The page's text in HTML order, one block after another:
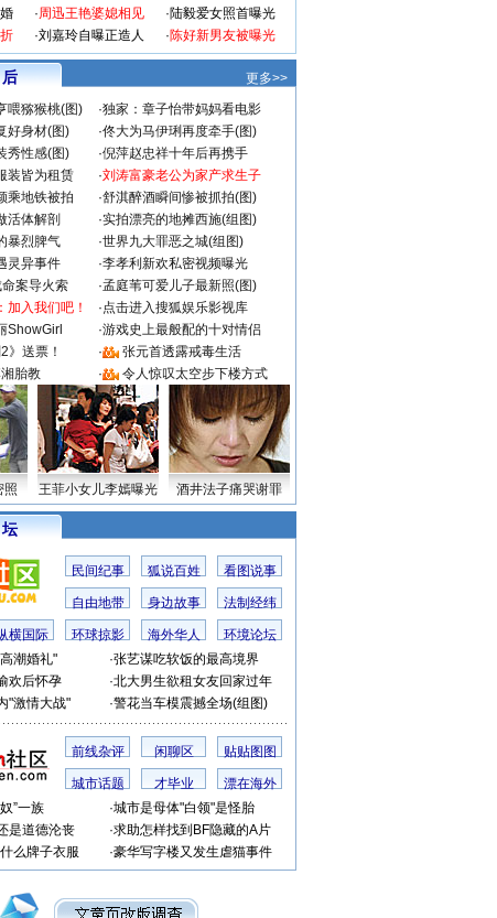
·周迅王艳婆媳相见
·刘嘉玲自曝正造人
·陆毅爱女照首曝光
·陈好新男友被曝光
更多>>
喂猕猴桃(图) ·独家：章子怡带妈妈看电影
好身材(图) ·佟大为马伊琍再度牵手(图)
秀性感(图) ·倪萍赵忠祥十年后再携手
装皆为租赁 ·刘涛富豪老公为家产求生子
乘地铁被拍 ·舒淇醉酒瞬间惨被抓拍(图)
活体解剖 ·实拍漂亮的地摊西施(组图)
暴烈脾气 ·世界九大罪恶之城(组图)
灵异事件 ·李孝利新欢私密视频曝光
命案导火索 ·孟庭苇可爱儿子最新照(图)
加入我们吧！ ·点击进入搜狐娱乐影视库
ShowGirl ·游戏史上最般配的十对情侣
》送票！ ·
张元首透露戒毒生活
胎教 · 令人惊叹太空步下楼方式
照 王菲小女儿李嫣曝光 酒井法子痛哭谢罪
民间纪事 狐说百姓 看图说事
自由地带 身边故事 法制经纬
横国际 环球掠影 海外华人
环境论坛
潮婚礼" ·张艺谋吃软饭的最高境界
欢后怀孕 ·北大男生欲租女友回家过年
"激情大战" ·警花当车模震撼全场(组图)
前线杂评 闲聊区 贴贴图图
城市话题 才毕业
漂在海外
”一族 ·城市是母体"白领"是怪胎
是道德沦丧 ·求助怎样找到BF隐藏的A片
么牌子衣服 ·豪华写字楼又发生虐猫事件